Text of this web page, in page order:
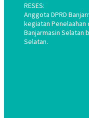
RESES:
Anggota DPRD
kegiatan Penelaahan
Banjarmasin Selatan
Selatan.